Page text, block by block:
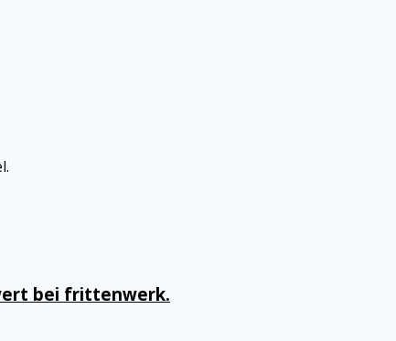
bei frittenwerk.